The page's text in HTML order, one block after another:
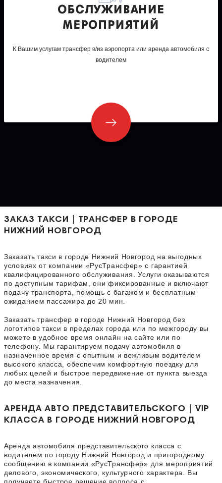
ОБСЛУЖИВАНИЕ
МЕРОПРИЯТИЙ
К Вашим услугам трансфер в/из аэропорта или аренда автомобиля с
водителем
ЗАКАЗ ТАКСИ | ТРАНСФЕР В ГОРОДЕ
НИЖНИЙ НОВГОРОД
Заказать такси в городе Нижний Новгород на выгодных
условиях от компании «РусТрансфер» с гарантией
квалифицированного обслуживания. Услуги оказываются
по доступным тарифам, они фиксированные и включают
подачу транспорта, помощь с багажом и бесплатным
ожиданием пассажира до 20 мин.
Заказать трансфер в городе Нижний Новгород без
логотипов такси в пределах города или по межгороду вы
можете в удобное время онлайн на сайте или по
телефону. Мы гарантируем подачу автомобиля в
назначенное время с опытным и вежливым водителем
высокого класса, обеспечим комфортную поездку для
любых целей и быстрое передвижение от пункта выезда
до места назначения.
АРЕНДА АВТО ПРЕДСТАВИТЕЛЬСКОГО | VIP
КЛАССА В ГОРОДЕ НИЖНИЙ НОВГОРОД
Аренда автомобиля представительского класса с
водителем по городу Нижний Новгород и пригородному
сообщению в компании «РусТрансфер» для мероприятий
делового, экономического, культурного характера. Вы